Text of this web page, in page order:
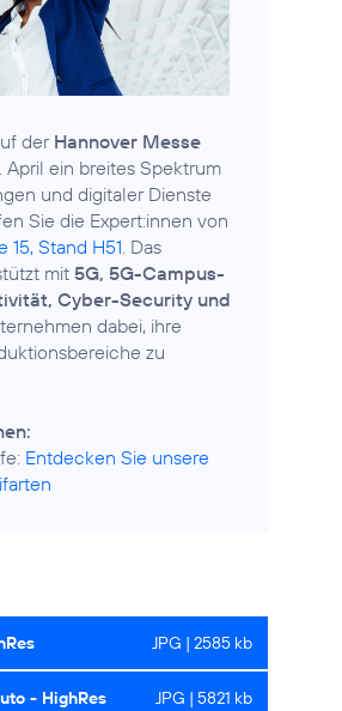
der Hannover Messe
April ein breites Spektrum
und digitaler Dienste
Sie die Expert:innen von
Stand H51. Das
mit5G, 5G-Campus-
Cyber-Security und
dabei, ihre
zu
Entdecken Sie unsere
JPG | 2585 kb
- HighRes JPG | 5821 kb